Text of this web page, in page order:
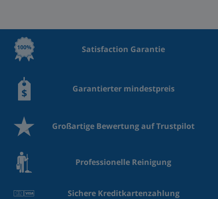
Satisfaction Garantie
Garantierter mindestpreis
Großartige Bewertung auf Trustpilot
Professionelle Reinigung
Sichere Kreditkartenzahlung